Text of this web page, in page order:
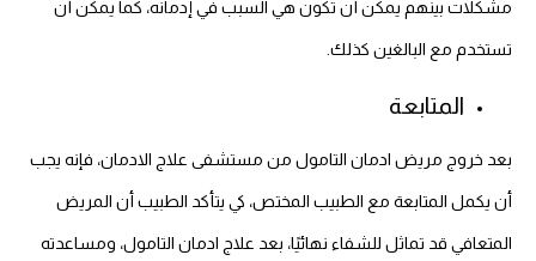
مشكلات بينهم يمكن أن تكون هي السبب في إدمانه، كما يمكن أن
تستخدم مع البالغين كذلك.
المتابعة
بعد خروج مريض ادمان التامول من مستشفى علاج الادمان، فإنه يجب
أن يكمل المتابعة مع الطبيب المختص، كي يتأكد الطبيب أن المريض
المتعافي قد تماثل للشفاء نهائيًا، بعد علاج ادمان التامول، ومساعدته